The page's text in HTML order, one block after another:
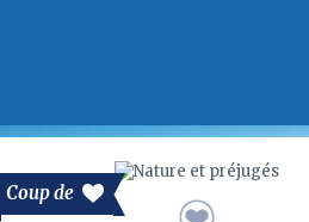
Coup de